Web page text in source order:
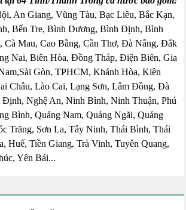
An Giang, Vũng Tàu, Bạc Liêu, Bắc Kạn,
Bến Tre, Bình Dương, Bình Định, Bình
Cà Mau, Cao Bằng, Cần Thơ, Đà Nẵng, Đắk
Nai, Biên Hòa, Đồng Tháp, Điện Biên, Gia
Gòn, TPHCM, Khánh Hòa, Kiên
Châu, Lào Cai, Lạng Sơn, Lâm Đồng, Đà
Nghệ An, Ninh Bình, Ninh Thuận, Phú
Bình, Quảng Nam, Quảng Ngãi, Quảng
Trăng, Sơn La, Tây Ninh, Thái Bình, Thái
Huế, Tiền Giang, Trà Vinh, Tuyên Quang,
Yên Bái...